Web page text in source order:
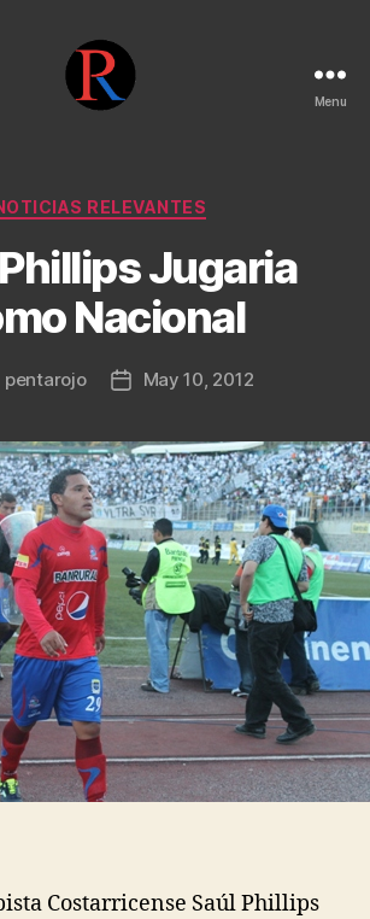
Menu
Categories
RELEVANTES
Jugaria
Nacional
pentarojo
PostMay 10, 2012
Costarricense Saúl Phillips